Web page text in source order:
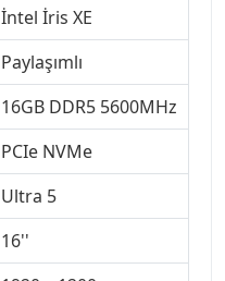
İntel İris XE
Paylaşımlı
16GB DDR5 5600MHz
PCIe NVMe
Ultra 5
16''